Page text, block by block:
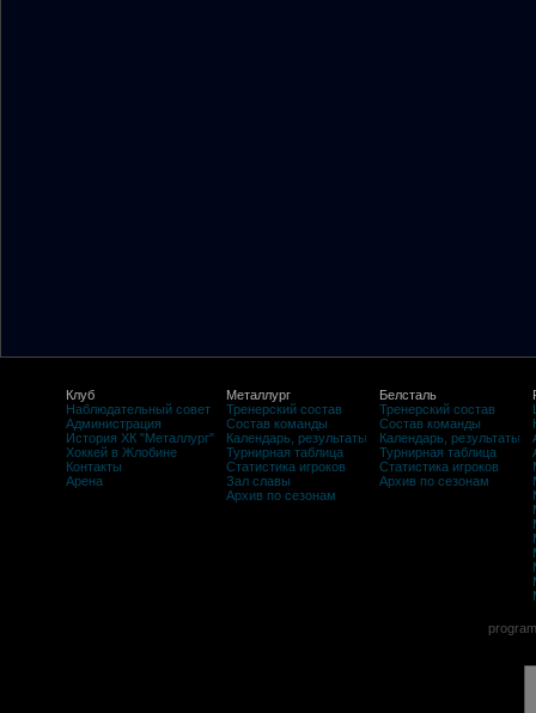
Клуб
Наблюдательный совет
Администрация
История ХК "Металлург"
Хоккей в Жлобине
Контакты
Арена
Металлург
Тренерский состав
Состав команды
Календарь, результаты
Турнирная таблица
Статистика игроков
Зал славы
Архив по сезонам
Белсталь
Тренерский состав
Состав команды
Календарь, результаты
Турнирная таблица
Статистика игроков
Архив по сезонам